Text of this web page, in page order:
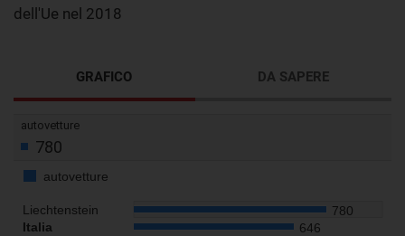
dell'Ue nel 2018
GRAFICO DA SAPERE